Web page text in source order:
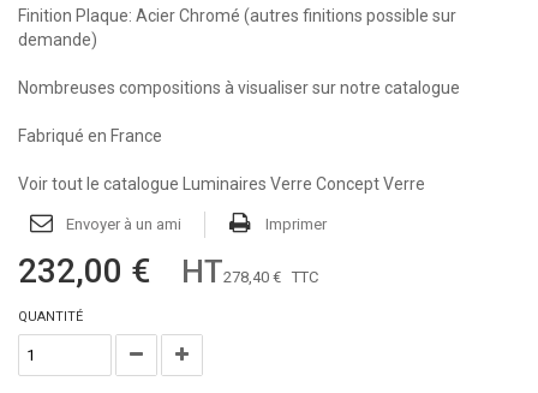
Finition Plaque: Acier Chromé (autres finitions possible sur
demande)
Nombreuses compositions à visualiser sur notre catalogue
Fabriqué en France
Voir tout le catalogue Luminaires Verre Concept Verre
Envoyer à un ami Imprimer
232,00 € HT278,40 € TTC
QUANTITÉ